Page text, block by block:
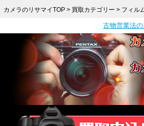
買取カテゴリ一覧
カメラのリサマイTOP> 買取カテゴリー > フィル
古物営業法